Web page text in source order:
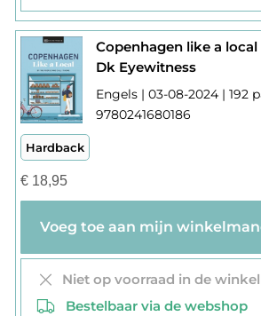
Copenhagen like a local
Dk Eyewitness
Engels | 03-08-2024 | 192
9780241680186
Hardback
€18,95
Niet op voorraad in de winkel
Bestelbaar via de webshop